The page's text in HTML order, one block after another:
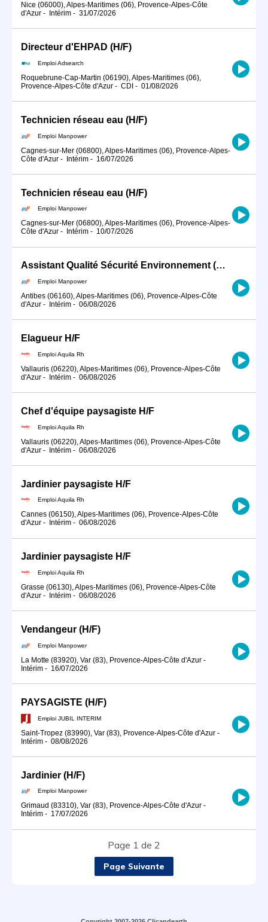
Nice (06000), Alpes-Maritimes (06), Provence-Alpes-Côte
d'Azur - Intérim - 31/07/2026
Directeur d'EHPAD (H/F)
Emploi Adsearch
Roquebrune-Cap-Martin (06190), Alpes-Maritimes (06),
Provence-Alpes-Côte d'Azur - CDI - 01/08/2026
Technicien réseau eau (H/F)
Emploi Manpower
Cagnes-sur-Mer (06800), Alpes-Maritimes (06), Provence-Alpes-
Côte d'Azur - Intérim - 16/07/2026
Technicien réseau eau (H/F)
Emploi Manpower
Cagnes-sur-Mer (06800), Alpes-Maritimes (06), Provence-Alpes-
Côte d'Azur - Intérim - 10/07/2026
Assistant Qualité Sécurité Environnement (QSE) (H/F)
Emploi Manpower
Antibes (06160), Alpes-Maritimes (06), Provence-Alpes-Côte
d'Azur - Intérim - 06/08/2026
Elagueur H/F
Emploi Aquila Rh
Vallauris (06220), Alpes-Maritimes (06), Provence-Alpes-Côte
d'Azur - Intérim - 06/08/2026
Chef d'équipe paysagiste H/F
Emploi Aquila Rh
Vallauris (06220), Alpes-Maritimes (06), Provence-Alpes-Côte
d'Azur - Intérim - 06/08/2026
Jardinier paysagiste H/F
Emploi Aquila Rh
Cannes (06150), Alpes-Maritimes (06), Provence-Alpes-Côte
d'Azur - Intérim - 06/08/2026
Jardinier paysagiste H/F
Emploi Aquila Rh
Grasse (06130), Alpes-Maritimes (06), Provence-Alpes-Côte
d'Azur - Intérim - 06/08/2026
Vendangeur (H/F)
Emploi Manpower
La Motte (83920), Var (83), Provence-Alpes-Côte d'Azur -
Intérim - 16/07/2026
PAYSAGISTE (H/F)
Emploi JUBIL INTERIM
Saint-Tropez (83990), Var (83), Provence-Alpes-Côte d'Azur -
Intérim - 08/08/2026
Jardinier (H/F)
Emploi Manpower
Grimaud (83310), Var (83), Provence-Alpes-Côte d'Azur -
Intérim - 17/07/2026
Page 1 de 2
Page Suivante